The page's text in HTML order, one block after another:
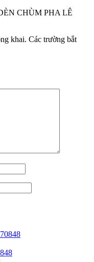
CHÙM PHA LÊ
khai. Các trường bắt